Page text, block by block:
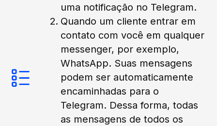
uma notificação no Telegram.
Quando um cliente entrar em
contato com você em qualquer
messenger, por exemplo,
WhatsApp. Suas mensagens
podem ser automaticamente
encaminhadas para o
Telegram. Dessa forma, todas
as mensagens de todos os